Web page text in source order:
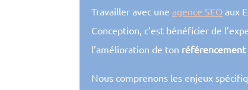
Travailler avec uneagence SEO aux
Conception, c’est bénéficier de
l’amélioration de ton
Nous comprenons les enjeux